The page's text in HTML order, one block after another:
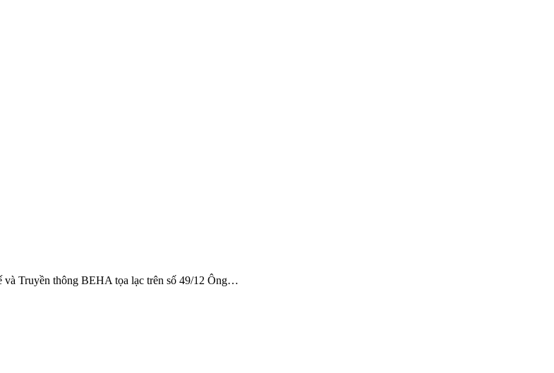
Truyền thông BEHA tọa lạc trên số 49/12 Ông…